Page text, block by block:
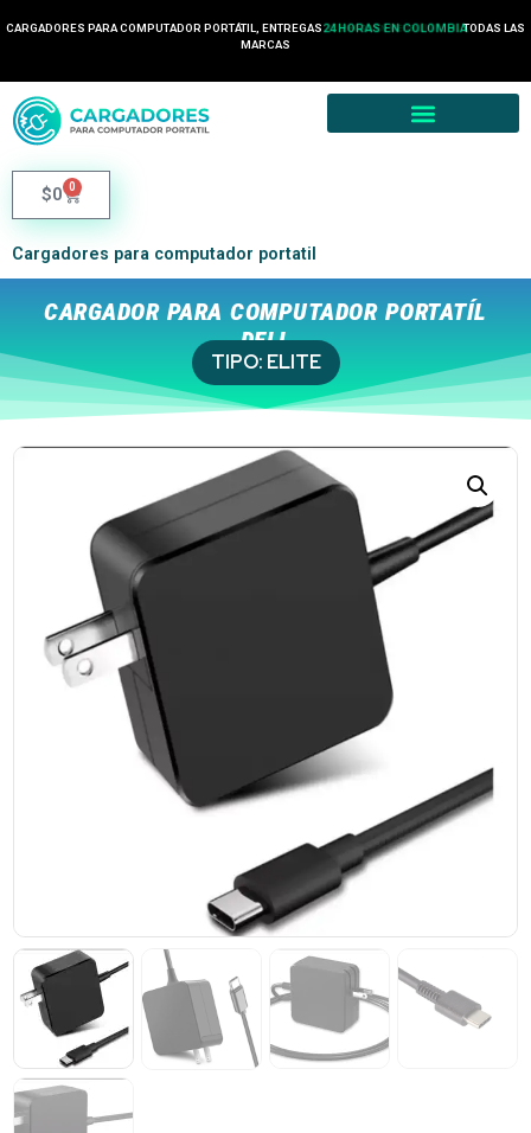
CARGADORES PARA COMPUTADOR PORTÁTIL, ENTREGAS 24 HORAS EN COLOMBIATODAS LAS
MARCAS
$0 0
Cargadores para computador portatil
CARGADOR PARA COMPUTADOR PORTATÍL
DELL
TIPO: ELITE